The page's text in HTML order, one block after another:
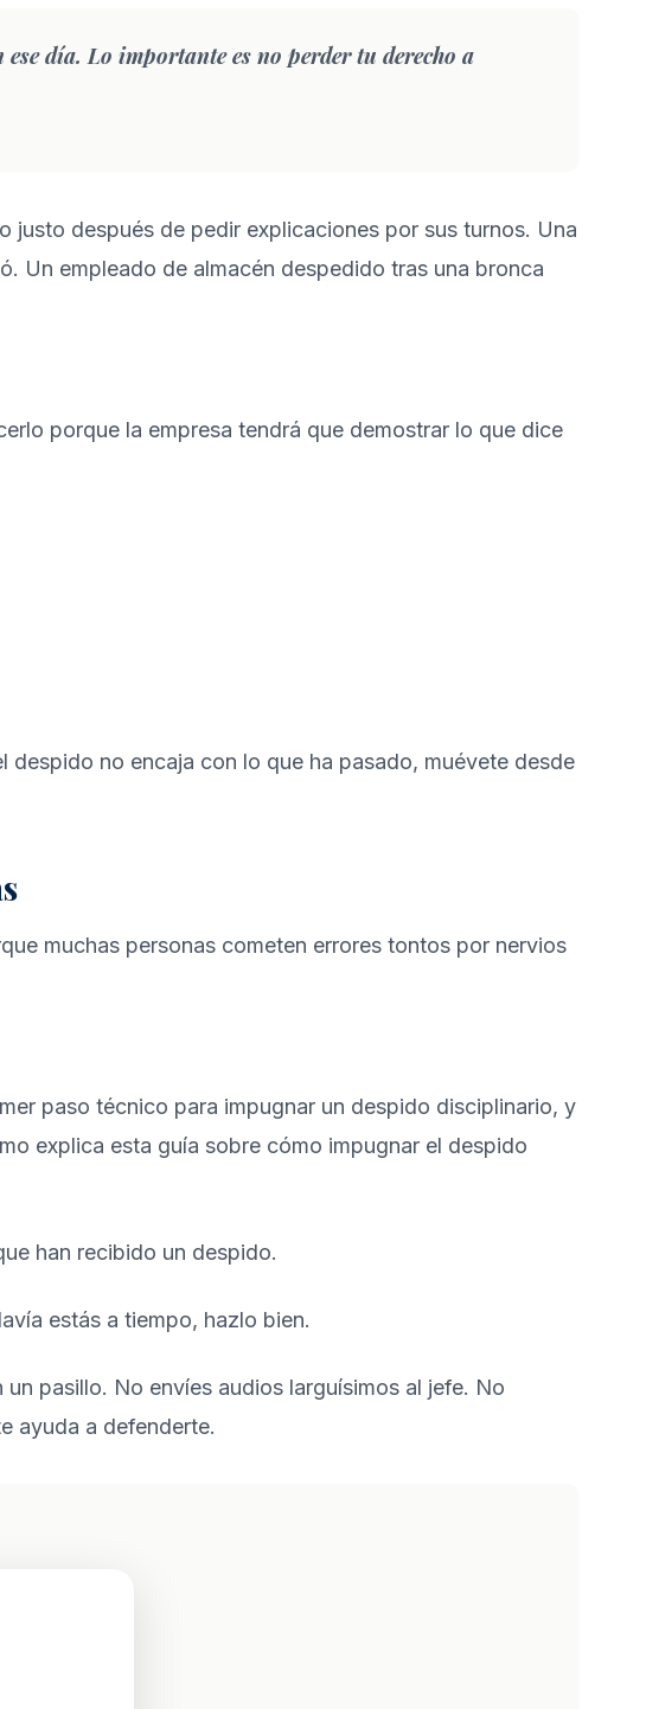
día. Lo importante es no perder tu derecho a
justo después de pedir explicaciones por sus turnos. Una
Un empleado de almacén despedido tras una bronca
porque la empresa tendrá que demostrar lo que dice
no encaja con lo que ha pasado, muévete desde
muchas personas cometen errores tontos por nervios
paso técnico para impugnar un despido disciplinario, y
explica esta guía sobre cómo impugnar el despido
estás a tiempo, hazlo bien.
pasillo. No envíes audios larguísimos al jefe. No
ayuda a defenderte.